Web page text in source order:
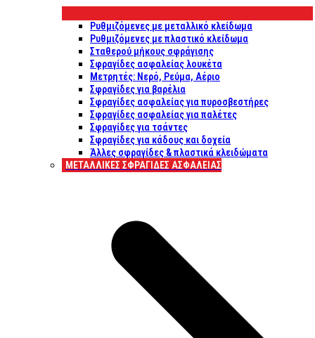
Ρυθμιζόμενες με μεταλλικό κλείδωμα
Ρυθμιζόμενες με πλαστικό κλείδωμα
Σταθερού μήκους σφράγισης
Σφραγίδες ασφαλείας λουκέτα
Μετρητές: Νερό, Ρεύμα, Αέριο
Σφραγίδες για βαρέλια
Σφραγίδες ασφαλείας για πυροσβεστήρες
Σφραγίδες ασφαλείας για παλέτες
Σφραγίδες για τσάντες
Σφραγίδες για κάδους και δοχεία
Άλλες σφραγίδες & πλαστικά κλειδώματα
ΜΕΤΑΛΛΙΚΕΣ ΣΦΡΑΓΙΔΕΣ ΑΣΦΑΛΕΙΑΣ